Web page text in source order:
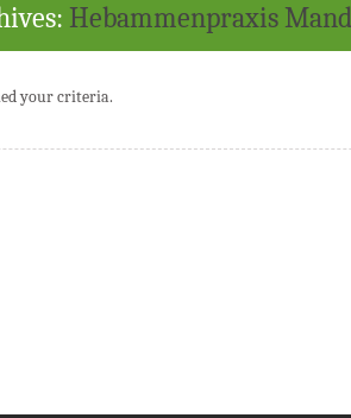
Hebammenpraxis
your criteria.